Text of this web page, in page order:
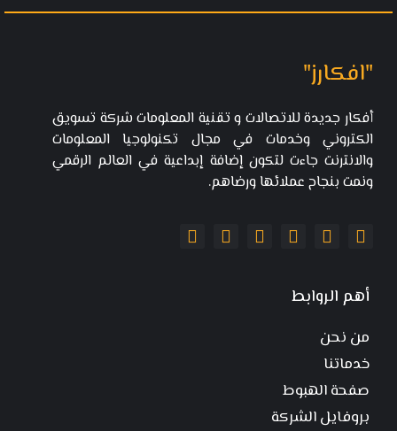
"افكارز"
أفكار جديدة للاتصالات و تقنية المعلومات شركة تسويق
الكتروني وخدمات في مجال تكنولوجيا المعلومات
والانترنت جاءت لتكون إضافة إبداعية في العالم الرقمي
ونمت بنجاح عملائها ورضاهم.
أهم الروابط
من نحن
خدماتنا
صفحة الهبوط
بروفايل الشركة